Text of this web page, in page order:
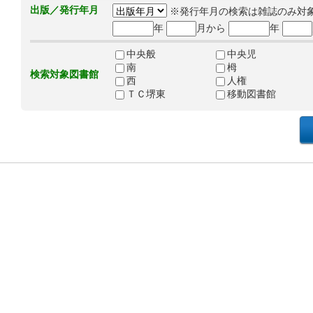
出版／発行年月
※発行年月の検索は雑誌のみ対
年
月から 年
検索対象図書館
中央般
中央児
南
栂
西
人権
ＴＣ堺東
移動図書館